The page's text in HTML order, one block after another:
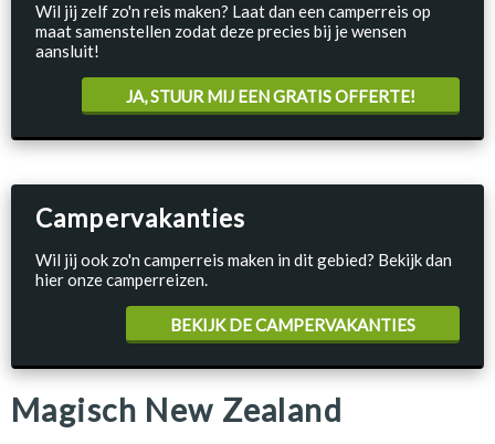
Magisch New Zealand
Wil jij zelf zo'n reis maken? Laat dan een camperreis op
maat samenstellen zodat deze precies bij je wensen
aansluit!
JA, STUUR MIJ EEN GRATIS OFFERTE!
Campervakanties
Wil jij ook zo'n camperreis maken in dit gebied? Bekijk dan
hier onze camperreizen.
BEKIJK DE CAMPERVAKANTIES